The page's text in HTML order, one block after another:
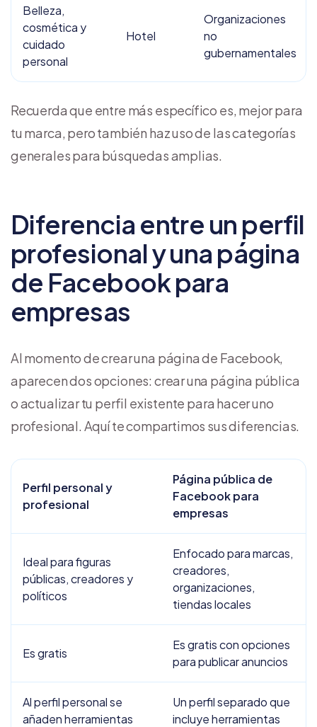
Belleza,
cosmética y
cuidado
personal
Hotel
Organizaciones
no
gubernamentales
Recuerda que entre más específico es, mejor para
tu marca, pero también haz uso de las categorías
generales para búsquedas amplias.
Diferencia entre un perfil
profesional y una página
de Facebook para
empresas
Al momento de crear una página de Facebook,
aparecen dos opciones: crear una página pública
o actualizar tu perfil existente para hacer uno
profesional. Aquí te compartimos sus diferencias.
Perfil personal y
profesional
Página pública de
Facebook para
empresas
Ideal para figuras
públicas, creadores y
políticos
Enfocado para marcas,
creadores,
organizaciones,
tiendas locales
Es gratis
Es gratis con opciones
para publicar anuncios
Al perfil personal se
añaden herramientas
Un perfil separado que
incluye herramientas